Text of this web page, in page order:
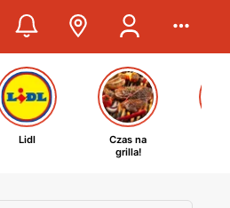
Lidl
Czas na
grilla!